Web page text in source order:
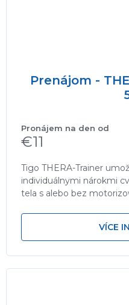
Prenájom -
€11
Tigo THERA-Trainer
individuálnymi nárokmi
tela s alebo bez
VÍCE